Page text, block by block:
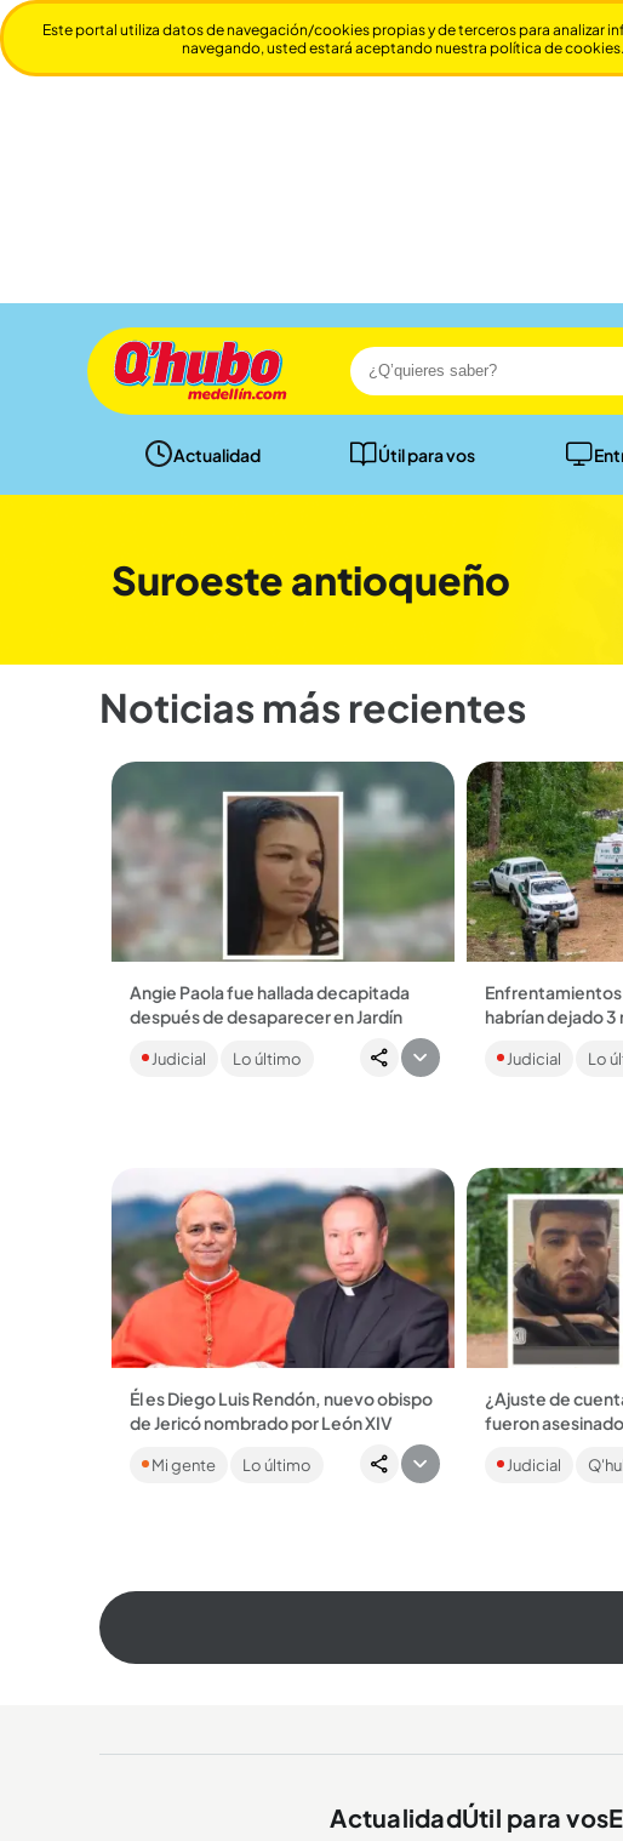
Actualidad Útil para vos
Suroeste antioqueño
Noticias más recientes
Angie Paola fue hallada decapitada
después de desaparecer en Jardín
La mujer, de 28 años, fue reportada
como desaparecida por sus familiares
Judicial Lo último
habrían dejado
La comunidad
al casco urbano
entre ellos el de
Judicial Lo
Él es Diego Luis Rendón, nuevo obispo
de Jericó nombrado por León XIV
Empezó como vicario parroquial de la
Inmaculada Concepción de Amalfi en
Mi gente Lo último
¿Ajuste de
fueron
parecer, las
menor de edad)
Judicial
ActualidadÚtil para vos
Este portal utiliza datos de navegación/cookies propias y de terceros para
navegando, usted estará aceptando nuestra política de